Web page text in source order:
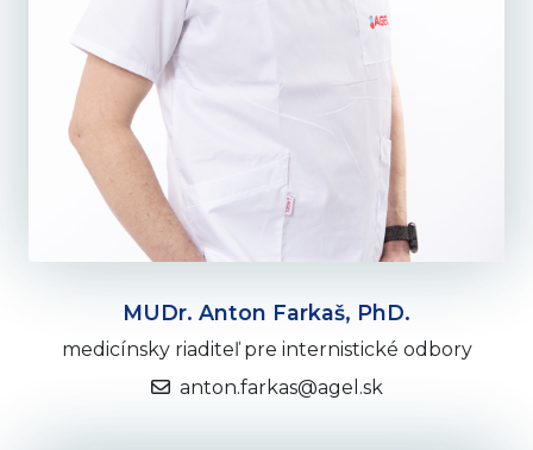
MUDr. Anton Farkaš, PhD.
medicínsky riaditeľ pre internistické odbory
anton.farkas@agel.sk